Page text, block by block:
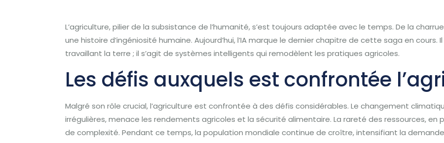
L’agriculture, pilier de la subsistance de l’humanité, s’est toujours adaptée avec le temps. De la
une histoire d’ingéniosité humaine. Aujourd’hui, l’IA marque le dernier chapitre de cette saga en
travaillant la terre ; il s’agit de systèmes intelligents qui remodèlent les pratiques agricoles.
Les défis auxquels est confrontée
Malgré son rôle crucial, l’agriculture est confrontée à des défis considérables. Le changement
irrégulières, menace les rendements agricoles et la sécurité alimentaire. La rareté des ressources, en
de complexité. Pendant ce temps, la population mondiale continue de croître, intensifiant la